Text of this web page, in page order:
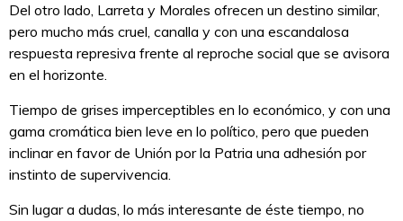
Del otro lado, Larreta y Morales ofrecen un destino similar,
pero mucho más cruel, canalla y con una escandalosa
respuesta represiva frente al reproche social que se avisora
en el horizonte.
Tiempo de grises imperceptibles en lo económico, y con una
gama cromática bien leve en lo político, pero que pueden
inclinar en favor de Unión por la Patria una adhesión por
instinto de supervivencia.
Sin lugar a dudas, lo más interesante de éste tiempo, no